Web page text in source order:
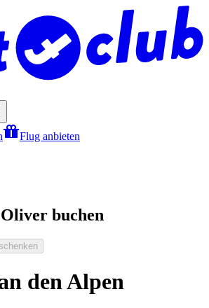
Flug anbieten
buchen
den Alpen